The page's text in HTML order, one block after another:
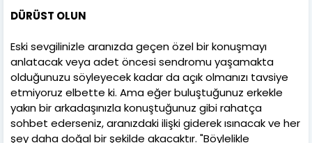
DÜRÜST OLUN
Eski sevgilinizle aranızda geçen özel bir konuşmayı
anlatacak veya adet öncesi sendromu yaşamakta
olduğunuzu söyleyecek kadar da açık olmanızı tavsiye
etmiyoruz elbette ki. Ama eğer buluştuğunuz erkekle
yakın bir arkadaşınızla konuştuğunuz gibi rahatça
sohbet ederseniz, aranızdaki ilişki giderek ısınacak ve her
şey daha doğal bir şekilde akacaktır. "Böylelikle